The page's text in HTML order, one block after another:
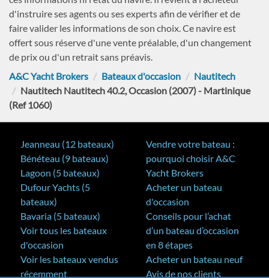
d'instruire ses agents ou ses experts afin de vérifier et de
faire valider les informations de son choix. Ce navire est
offert sous réserve d'une vente préalable, d'un changement
de prix ou d'un retrait sans préavis.
A&C Yacht Brokers
Bateaux d'occasion
Nautitech
Nautitech Nautitech 40.2, Occasion (2007) - Martinique
(Ref 1060)
Jeanneau (12 bateaux)
Bénéteau (9 bateaux)
Lagoon (5 bateaux)
Dufour Yachts (5
bateaux)
Bavaria (5 bateaux)
Voir tous les bateaux
d'occasion
Voir les bateaux vendus
récemment
Vendre votre bateau :
pourquoi choisir A&C
Yacht Brokers
Acheter un bateau
d'occasion
Conseils pour l’achat
d’un bateau d’occasion
en 8 étapes
Acheter un bateau neuf
Avis de nos clients